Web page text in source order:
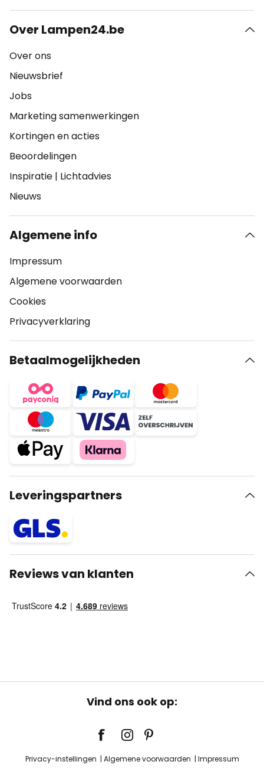
Over Lampen24.be
Over ons
Nieuwsbrief
Jobs
Marketing samenwerkingen
Kortingen en acties
Beoordelingen
Inspiratie | Lichtadvies
Nieuws
Algemene info
Impressum
Algemene voorwaarden
Cookies
Privacyverklaring
Betaalmogelijkheden
Leveringspartners
Reviews van klanten
Vind ons ook op:
Privacy-instellingen Algemene voorwaarden Impressum